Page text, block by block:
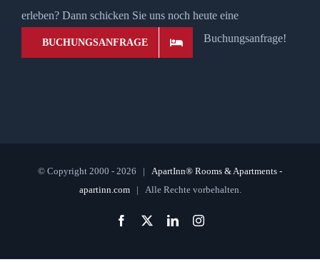
erleben? Dann schicken Sie uns noch heute eine
Buchungsanfrage!
BUCHUNGSANFRAGE
© Copyright 2000 - 2026 | ApartInn® Rooms & Apartments -
apartinn.com| Alle Rechte vorbehalten.
Facebook LinkedInInstagram